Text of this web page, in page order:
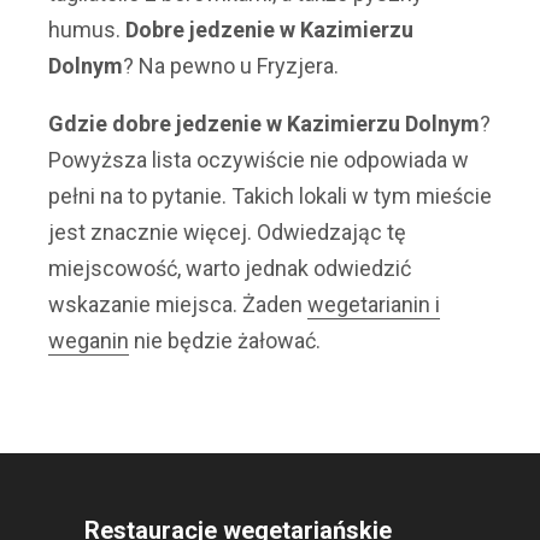
humus. Dobre jedzenie w Kazimierzu
Dolnym? Na pewno u Fryzjera.
Gdzie dobre jedzenie w Kazimierzu Dolnym?
Powyższa lista oczywiście nie odpowiada w
pełni na to pytanie. Takich lokali w tym mieście
jest znacznie więcej. Odwiedzając tę
miejscowość, warto jednak odwiedzić
wskazanie miejsca. Żaden wegetarianin i
weganin nie będzie żałować.
Restauracje wegetariańskie